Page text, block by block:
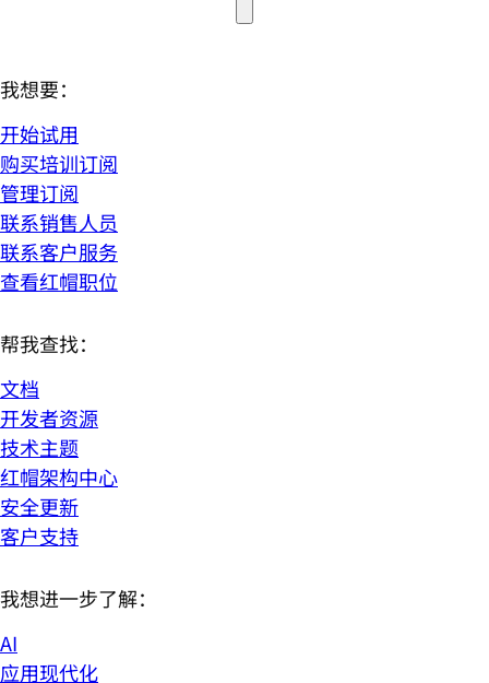
我想要：
开始试用
购买培训订阅
管理订阅
联系销售人员
联系客户服务
查看红帽职位
帮我查找：
文档
开发者资源
技术主题
红帽架构中心
安全更新
客户支持
我想进一步了解：
AI
应用现代化